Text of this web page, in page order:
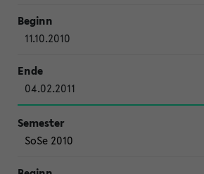
11.10.2010
04.02.2011
SoSe 2010